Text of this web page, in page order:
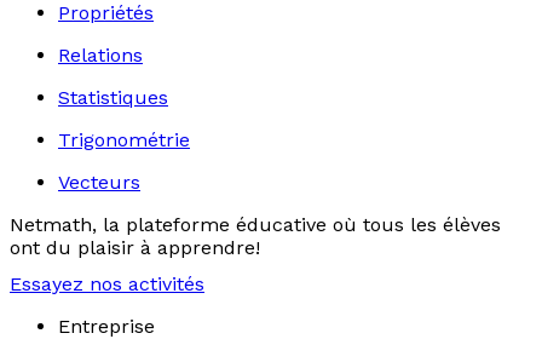
Propriétés
Relations
Statistiques
Trigonométrie
Vecteurs
Netmath, la plateforme éducative où tous les élèves
ont du plaisir à apprendre!
Essayez nos activités
Entreprise